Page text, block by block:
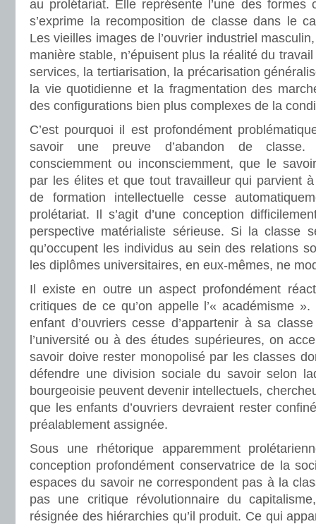
au prolétariat. Elle représente l’une des formes
s’exprime la recomposition de classe dans le
Les vieilles images de l’ouvrier industriel
manière stable, n’épuisent plus la réalité du
services, la tertiarisation, la précarisation
la vie quotidienne et la fragmentation des
des configurations bien plus complexes de la
C’est pourquoi il est profondément
savoir une preuve d’abandon de classe.
consciemment ou inconsciemment, que le
par les élites et que tout travailleur qui parvient
de formation intellectuelle cesse
prolétariat. Il s’agit d’une conception
perspective matérialiste sérieuse. Si la classe
qu’occupent les individus au sein des relations
les diplômes universitaires, en eux-mêmes, ne
Il existe en outre un aspect profondément
critiques de ce qu’on appelle l’« académisme ».
enfant d’ouvriers cesse d’appartenir à sa
l’université ou à des études supérieures, on
savoir doive rester monopolisé par les classes
défendre une division sociale du savoir selon
bourgeoisie peuvent devenir intellectuels,
que les enfants d’ouvriers devraient rester
préalablement assignée.
Sous une rhétorique apparemment
conception profondément conservatrice de la
espaces du savoir ne correspondent pas à la
pas une critique révolutionnaire du
résignée des hiérarchies qu’il produit. Ce qui